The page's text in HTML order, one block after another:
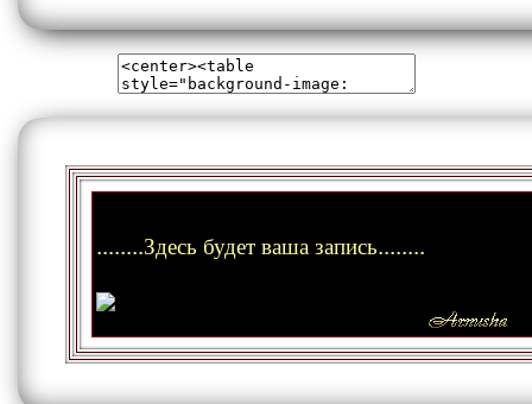
........Здесь будет ваша запись........